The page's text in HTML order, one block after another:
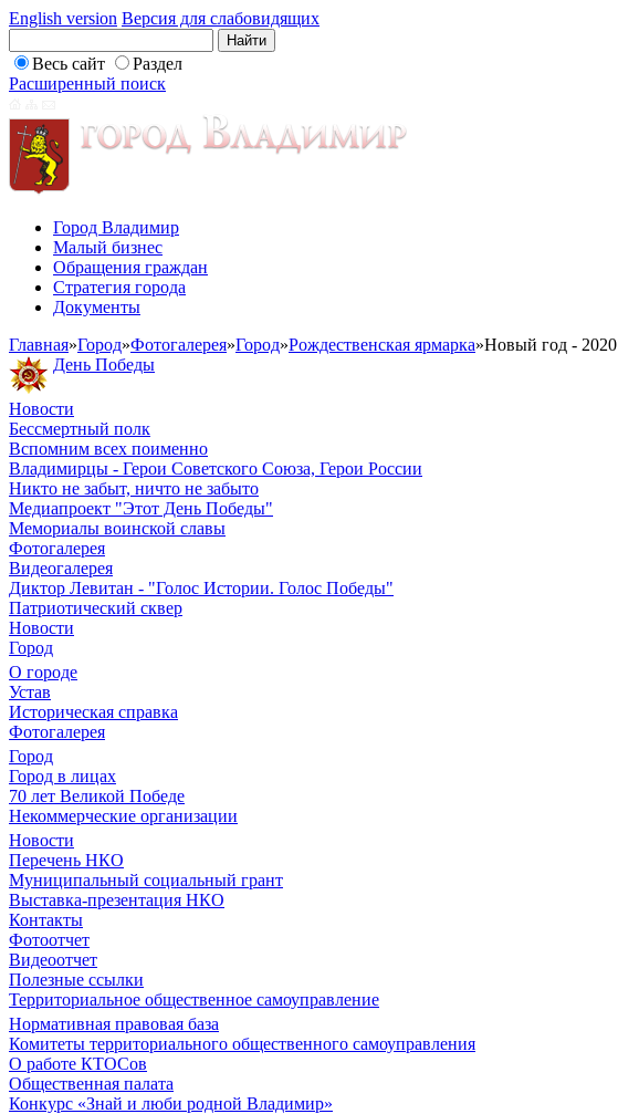
English version Версия для слабовидящих
Весь сайт
Раздел
Расширенный поиск
Город Владимир
Малый бизнес
Обращения граждан
Стратегия города
Документы
Главная»Город»Фотогалерея»Город»Рождественская ярмарка»Новый год - 2020
День Победы
Новости
Бессмертный полк
Вспомним всех поименно
Владимирцы - Герои Советского Союза, Герои России
Никто не забыт, ничто не забыто
Медиапроект "Этот День Победы"
Мемориалы воинской славы
Фотогалерея
Видеогалерея
Диктор Левитан - "Голос Истории. Голос Победы"
Патриотический сквер
Новости
Город
О городе
Устав
Историческая справка
Фотогалерея
Город
Город в лицах
70 лет Великой Победе
Некоммерческие организации
Новости
Перечень НКО
Муниципальный социальный грант
Выставка-презентация НКО
Контакты
Фотоотчет
Видеоотчет
Полезные ссылки
Территориальное общественное самоуправление
Нормативная правовая база
Комитеты территориального общественного самоуправления
О работе КТОСов
Общественная палата
Конкурс «Знай и люби родной Владимир»